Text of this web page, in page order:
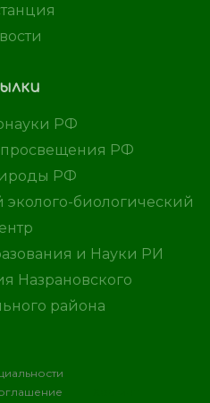
РФ
просвещения РФ
РФ
биологический
и Науки РИ
Назрановского
района